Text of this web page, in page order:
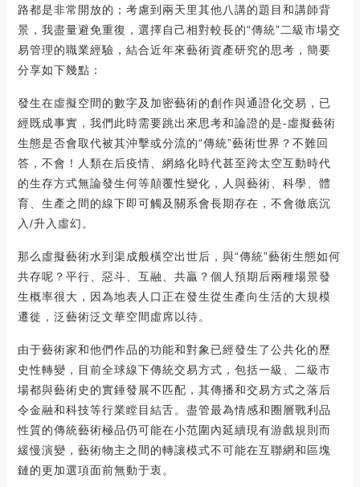
路都是非常開放的；考慮到兩天里其他八講的題目和講師背
景，我盡量避免重復，選擇自己相對較長的“傳統”二級市場交
易管理的職業經驗，結合近年來藝術資產研究的思考，簡要
分享如下幾點：
發生在虛擬空間的數字及加密藝術的創作與通證化交易，已
經既成事實，我們此時需要跳出來思考和論證的是-虛擬藝術
生態是否會取代被其沖擊或分流的“傳統”藝術世界？不難回
答，不會！人類在后疫情、網絡化時代甚至跨太空互動時代
的生存方式無論發生何等顛覆性變化，人與藝術、科學、體
育、生產之間的線下即可觸及關系會長期存在，不會徹底沉
入/升入虛幻。
那么虛擬藝術水到渠成般橫空出世后，與“傳統”藝術生態如何
共存呢？平行、惡斗、互融、共贏？個人預期后兩種場景發
生概率很大，因為地表人口正在發生從生產向生活的大規模
遷徙，泛藝術泛文華空間虛席以待。
由于藝術家和他們作品的功能和對象已經發生了公共化的歷
史性轉變，目前全球線下傳統交易方式，包括一級、二級市
場都與藝術史的實錘發展不匹配，其傳播和交易方式之落后
令金融和科技等行業瞠目結舌。盡管最為情感和圈層戰利品
性質的傳統藝術極品仍可能在小范圍內延續現有游戲規則而
緩慢演變，藝術物主之間的轉讓模式不可能在互聯網和區塊
鏈的更加選項面前無動于衷。